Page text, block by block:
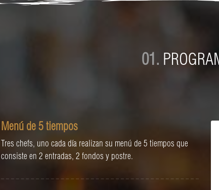
01.
Menú de 5 tiempos
Tres chefs, uno cada día realizan su menú de 5 tiempos que
consiste en 2 entradas, 2 fondos y postre.